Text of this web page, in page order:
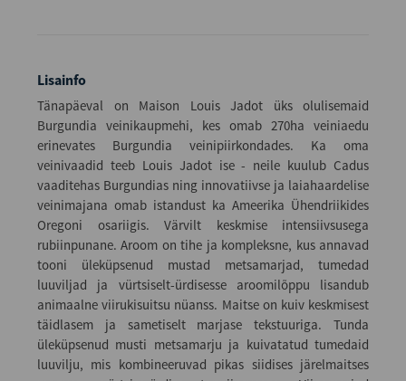
Lisainfo
Tänapäeval on Maison Louis Jadot üks olulisemaid
Burgundia veinikaupmehi, kes omab 270ha veiniaedu
erinevates Burgundia veinipiirkondades. Ka oma
veinivaadid teeb Louis Jadot ise - neile kuulub Cadus
vaaditehas Burgundias ning innovatiivse ja laiahaardelise
veinimajana omab istandust ka Ameerika Ühendriikides
Oregoni osariigis. Värvilt keskmise intensiivsusega
rubiinpunane. Aroom on tihe ja kompleksne, kus annavad
tooni üleküpsenud mustad metsamarjad, tumedad
luuviljad ja vürtsiselt-ürdisesse aroomilõppu lisandub
animaalne viirukisuitsu nüanss. Maitse on kuiv keskmisest
täidlasem ja sametiselt marjase tekstuuriga. Tunda
üleküpsenud musti metsamarju ja kuivatatud tumedaid
luuvilju, mis kombineeruvad pikas siidises järelmaitses